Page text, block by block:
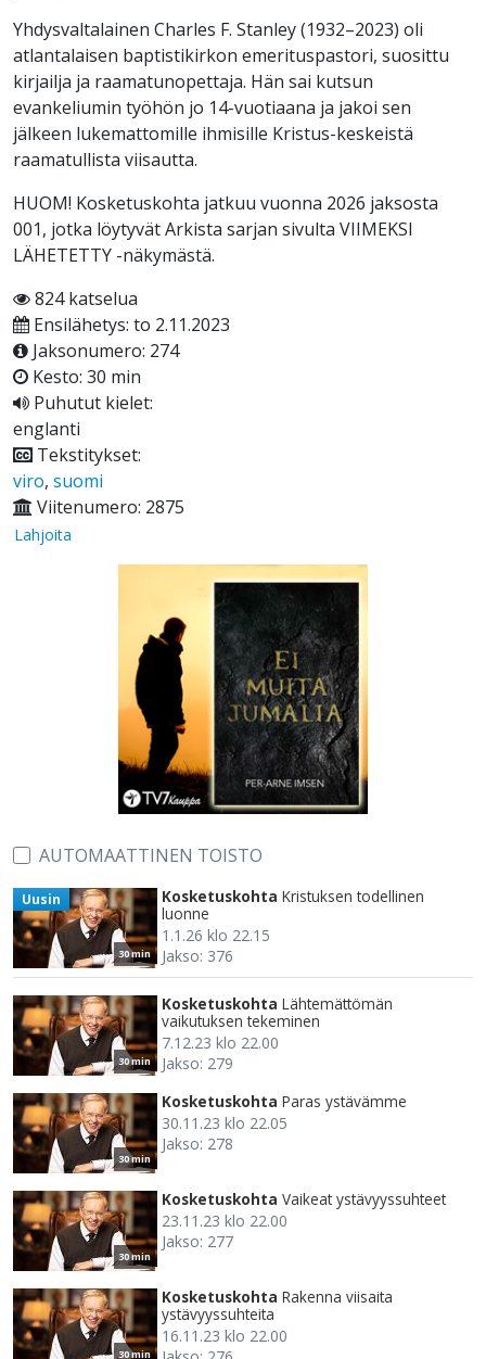
Yhdysvaltalainen Charles F. Stanley (1932–2023) oli
atlantalaisen baptistikirkon emerituspastori, suosittu
kirjailja ja raamatunopettaja. Hän sai kutsun
evankeliumin työhön jo 14-vuotiaana ja jakoi sen
jälkeen lukemattomille ihmisille Kristus-keskeistä
raamatullista viisautta.
HUOM! Kosketuskohta jatkuu vuonna 2026 jaksosta
001, jotka löytyvät Arkista sarjan sivulta VIIMEKSI
LÄHETETTY -näkymästä.
824 katselua
Ensilähetys: to 2.11.2023
Jaksonumero: 274
Kesto: 30 min
Puhutut kielet:
englanti
Tekstitykset:
viro, suomi
Viitenumero: 2875
Lahjoita
AUTOMAATTINEN TOISTO
30 min
Uusin Kosketuskohta Kristuksen todellinen
luonne
1.1.26 klo 22.15
Jakso: 376
30 min
Kosketuskohta Lähtemättömän
vaikutuksen tekeminen
7.12.23 klo 22.00
Jakso: 279
30 min
Kosketuskohta Paras ystävämme
30.11.23 klo 22.05
Jakso: 278
30 min
Kosketuskohta Vaikeat ystävyyssuhteet
23.11.23 klo 22.00
Jakso: 277
30 min
Kosketuskohta Rakenna viisaita
ystävyyssuhteita
16.11.23 klo 22.00